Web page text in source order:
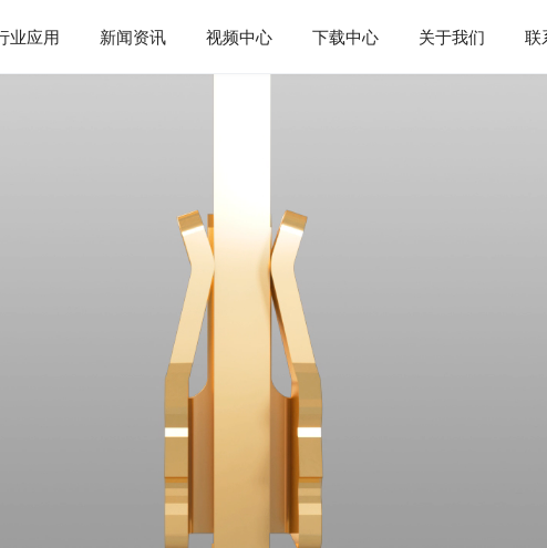
业应用 新闻资讯 视频中心 下载中心 关于我们 联